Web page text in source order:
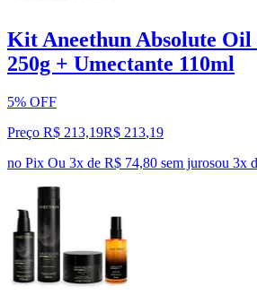
Kit Aneethun Absolute Oil
250g + Umectante 110ml
5% OFF
Preço R$ 213,19R$ 213,19
no Pix Ou 3x de R$ 74,80 sem jurosou 3x